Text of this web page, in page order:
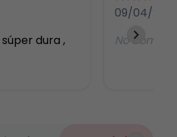
dura ,
09/04/26
No